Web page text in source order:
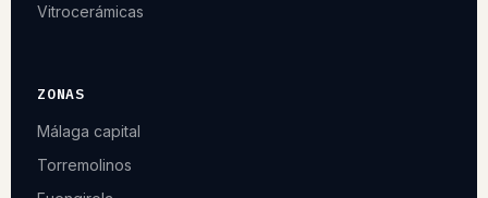
Vitrocerámicas
ZONAS
Málaga capital
Torremolinos